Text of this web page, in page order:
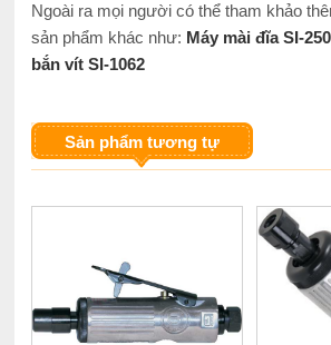
Ngoài ra mọi người có thể tham khảo
sản phẩm khác như: Máy mài đĩa SI-
bắn vít SI-1062
Sản phẩm tương tự